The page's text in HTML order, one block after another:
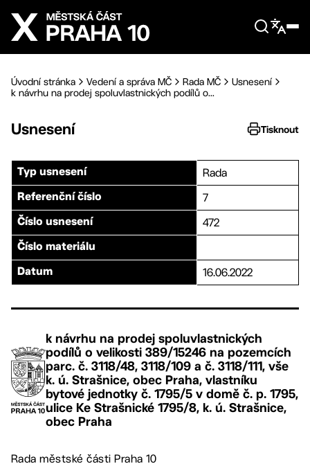
Přejít na hlavní obsah
Úvodní stránka Vedení a správa MČ Rada MČ
Usnesení
k návrhu na prodej spoluvlastnických podílů o...
Usnesení Tisknout
Typ usnesení Rada
Referenční číslo 7
Číslo usnesení 472
Číslo materiálu
Datum 16.06.2022
k návrhu na prodej spoluvlastnických
podílů o velikosti 389/15246 na pozemcích
parc. č. 3118/48, 3118/109 a č. 3118/111, vše
k. ú. Strašnice, obec Praha, vlastníku
bytové jednotky č. 1795/5 v domě č. p. 1795,
ulice Ke Strašnické 1795/8, k. ú. Strašnice,
obec Praha
Rada městské části Praha 10